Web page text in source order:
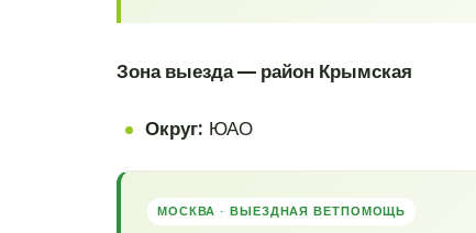
Зона выезда — район Крымская
Округ: ЮАО
МОСКВА · ВЫЕЗДНАЯ ВЕТПОМОЩЬ